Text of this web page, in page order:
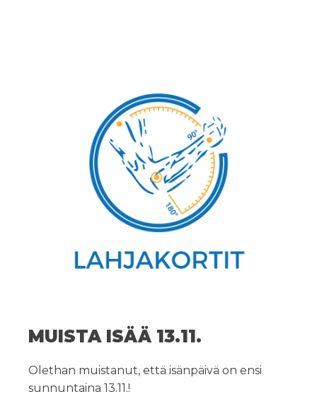
MUISTA ISÄÄ 13.11.
Olethan muistanut, että isänpäivä on ensi
sunnuntaina 13.11.!